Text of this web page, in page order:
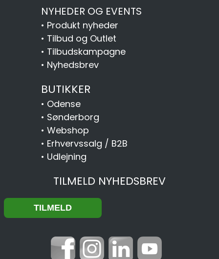
NYHEDER OG EVENTS
• Produkt nyheder
• Tilbud og Outlet
• Tilbudskampagne
• Nyhedsbrev
BUTIKKER
• Odense
• Sønderborg
• Webshop
• Erhvervssalg / B2B
• Udlejning
TILMELD NYHEDSBREV